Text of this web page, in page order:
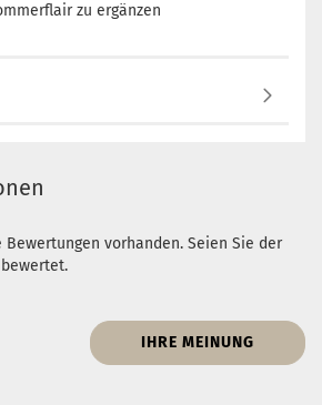
zu ergänzen
vorhanden. Seien Sie der
IHRE MEINUNG